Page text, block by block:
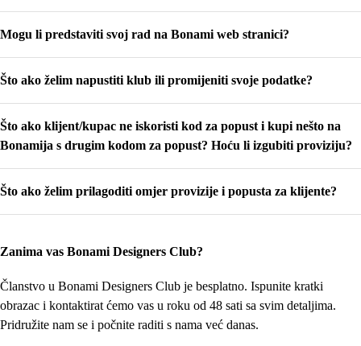
Popust se ne odnosi na već sniženu robu i ne može se kombinirati s drugim
početkom sljedećeg mjeseca zamolit ćemo vas da izdate račun za izračunati
popusta i bez PDV-a).
datuma dostave mora proći 14 dana.
Mogu li predstaviti svoj rad na Bonami web stranici?
interes za objavljivanje uČlancima i inspiracijama za uređenje interijera
Što ako želim napustiti klub ili promijeniti svoje podatke?
obvezujuće - možete napustiti klub ili promijeniti svoje podatke u bilo kojem
trenutku.
Što ako klijent/kupac ne iskoristi kod za popust i kupi nešto na
Bonamija s drugim kodom za popust? Hoću li izgubiti proviziju?
ćemo pronaći rješenje.
Što ako želim prilagoditi omjer provizije i popusta za klijente?
Zanima vas Bonami Designers Club?
Članstvo u Bonami Designers Club je besplatno. Ispunite kratki
obrazac i kontaktirat ćemo vas u roku od 48 sati sa svim detaljima.
Pridružite nam se i počnite raditi s nama već danas.